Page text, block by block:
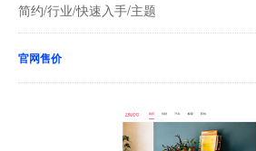
简约/行业/快速入手/主题
官网售价